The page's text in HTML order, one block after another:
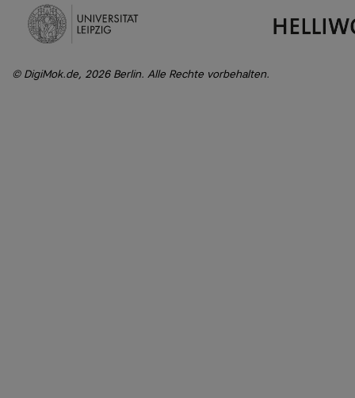
DigiMok.de, 2026 Berlin. Alle Rechte vorbehalten.